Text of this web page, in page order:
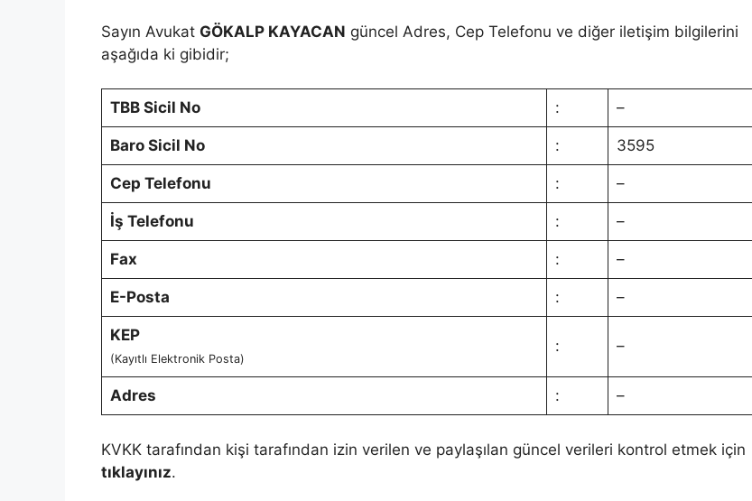
Sayın Avukat GÖKALP KAYACAN güncel Adres, Cep Telefonu ve diğer iletişim bilgilerini
aşağıda ki gibidir;
TBB Sicil No : –
Baro Sicil No : 3595
Cep Telefonu : –
İş Telefonu : –
Fax : –
E-Posta : –
KEP
(Kayıtlı Elektronik Posta)
: –
Adres : –
KVKK tarafından kişi tarafından izin verilen ve paylaşılan güncel verileri kontrol etmek için
tıklayınız.